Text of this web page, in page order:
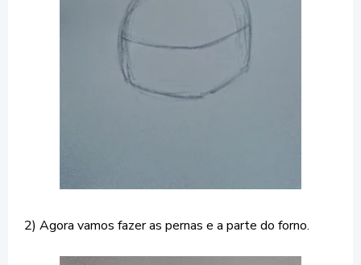
2) Agora vamos fazer as pernas e a parte do forno.